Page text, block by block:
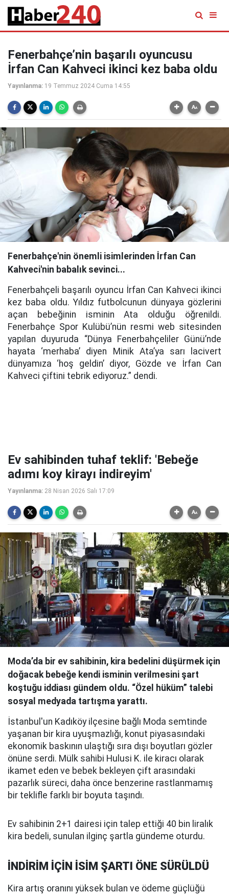
Fenerbahçe’nin başarılı oyuncusu
İrfan Can Kahveci ikinci kez baba oldu
Yayınlanma: 19 Temmuz 2024 Cuma 14:55
Fenerbahçe'nin önemli isimlerinden İrfan Can
Kahveci'nin babalık sevinci...
Fenerbahçeli başarılı oyuncu İrfan Can Kahveci ikinci
kez baba oldu. Yıldız futbolcunun dünyaya gözlerini
açan bebeğinin isminin Ata olduğu öğrenildi.
Fenerbahçe Spor Kulübü’nün resmi web sitesinden
yapılan duyuruda “Dünya Fenerbahçeliler Günü’nde
hayata ‘merhaba’ diyen Minik Ata’ya sarı lacivert
dünyamıza ‘hoş geldin’ diyor, Gözde ve İrfan Can
Kahveci çiftini tebrik ediyoruz.” dendi.
Ev sahibinden tuhaf teklif: 'Bebeğe
adımı koy kirayı indireyim'
Yayınlanma: 28 Nisan 2026 Salı 17:09
Moda’da bir ev sahibinin, kira bedelini düşürmek için
doğacak bebeğe kendi isminin verilmesini şart
koştuğu iddiası gündem oldu. “Özel hüküm” talebi
sosyal medyada tartışma yarattı.
İstanbul'un Kadıköy ilçesine bağlı Moda semtinde
yaşanan bir kira uyuşmazlığı, konut piyasasındaki
ekonomik baskının ulaştığı sıra dışı boyutları gözler
önüne serdi. Mülk sahibi Hulusi K. ile kiracı olarak
ikamet eden ve bebek bekleyen çift arasındaki
pazarlık süreci, daha önce benzerine rastlanmamış
bir teklifle farklı bir boyuta taşındı.
Ev sahibinin 2+1 dairesi için talep ettiği 40 bin liralık
kira bedeli, sunulan ilginç şartla gündeme oturdu.
İNDİRİM İÇİN İSİM ŞARTI ÖNE SÜRÜLDÜ
Kira artış oranını yüksek bulan ve ödeme güçlüğü